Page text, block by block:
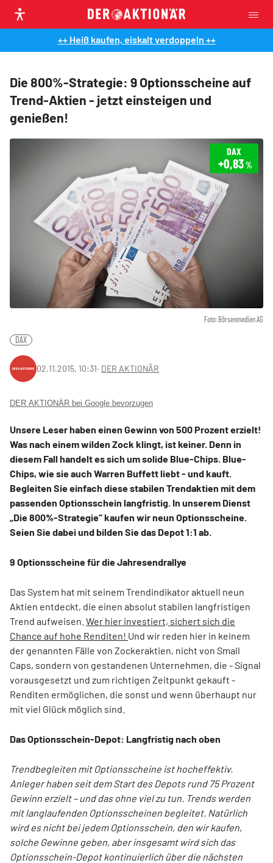
++ Heiß kaufen, eiskalt verdoppeln ++
Die 800%-Strategie: 9 Optionsscheine auf
Trend-Aktien - jetzt einsteigen und
genießen!
Foto: Börsenmedien AG
DAX
+0,83%
DAX
02.11.2015, 10:31‧ DER AKTIONÄR
DER AKTIONÄR bei Google bevorzugen
Unsere Leser haben einen Gewinn von 500 Prozent erzielt!
Was nach einem wilden Zock klingt, ist keiner. Denn in
diesem Fall handelt es sich um solide Blue-Chips. Blue-
Chips, wie sie auch Warren Buffett liebt - und kauft.
Begleiten Sie einfach diese stabilen Trendaktien mit dem
passenden Optionsschein langfristig. In unserem Dienst
„Die 800%-Strategie“ kaufen wir neun Optionsscheine.
Seien Sie dabei und bilden Sie das Depot 1:1 ab.
9 Optionsscheine für die Jahresendrallye
Das System hat mit seinem Trendindikator aktuell neun
Aktien entdeckt, die einen absolut stabilen langfristigen
Trend aufweisen. Wer hier investiert, sichert sich die
Chance auf hohe Renditen! Und wir reden hier in keinem
der genannten Fälle von Zockeraktien, nicht von Small
Caps, sondern von gestandenen Unternehmen, die - Signal
vorausgesetzt und zum richtigen Zeitpunkt gekauft -
Renditen ermöglichen, die sonst und wenn überhaupt nur
mit viel Glück möglich sind.
Das Optionsschein-Depot: Langfristig nach oben
Trendbegleiten mit Optionsscheine ist hocheffektiv.
Anleger haben seit dem Start des Depots rund 75 Prozent
Gewinn erzielt – und das ohne viel zu tun. Trends werden
mit langlaufenden Optionsscheinen begleitet. Natürlich
wird es nicht bei jedem Optionsschein, den wir kaufen,
solche Gewinne geben, aber insgesamt wird sich das
Optionsschein-Depot kontinuierlich über die nächsten